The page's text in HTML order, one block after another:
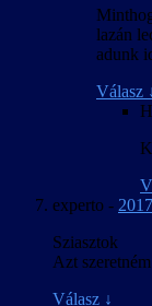
lazán
adunk
Válasz
experto -
Sziasztok
Azt
Válasz ↓